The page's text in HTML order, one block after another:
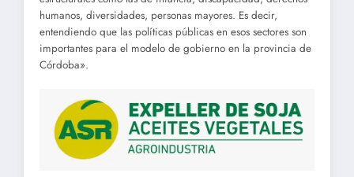
humanos, diversidades, personas mayores. Es decir,
entendiendo que las políticas públicas en esos sectores son
importantes para el modelo de gobierno en la provincia de
Córdoba».